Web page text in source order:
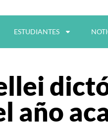
ESTUDIANTES
año